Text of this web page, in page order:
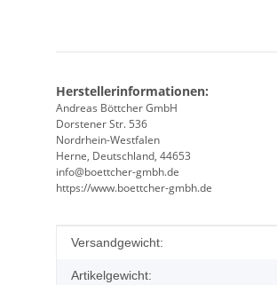
Herstellerinformationen:
Andreas Böttcher GmbH
Dorstener Str. 536
Nordrhein-Westfalen
Herne, Deutschland, 44653
info@boettcher-gmbh.de
https://www.boettcher-gmbh.de
Produkteigenschaft
Wert
Versandgewicht:
Artikelgewicht: